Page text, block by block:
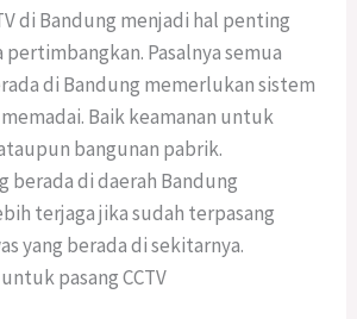
di Bandung menjadi hal penting
Pasalnya semua
di Bandung memerlukan sistem
Baik keamanan untuk
bangunan pabrik.
berada di daerah Bandung
terjaga jika sudah terpasang
yang berada di sekitarnya.
pasang CCTV